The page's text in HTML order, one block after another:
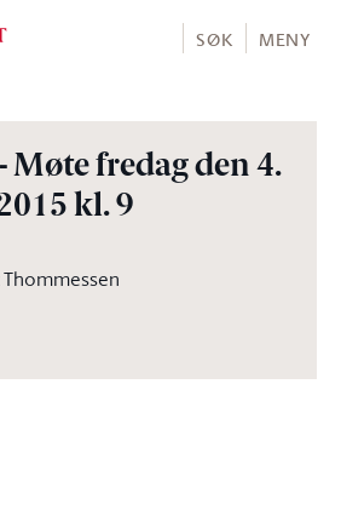
SØK MENY
Møte fredag den 4.
kl. 9